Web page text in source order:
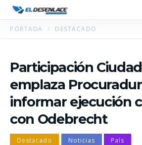
PORTADA DESTACADO
Participación
emplaza
informar ejecución
con Odebrecht
Destacado Noticias País